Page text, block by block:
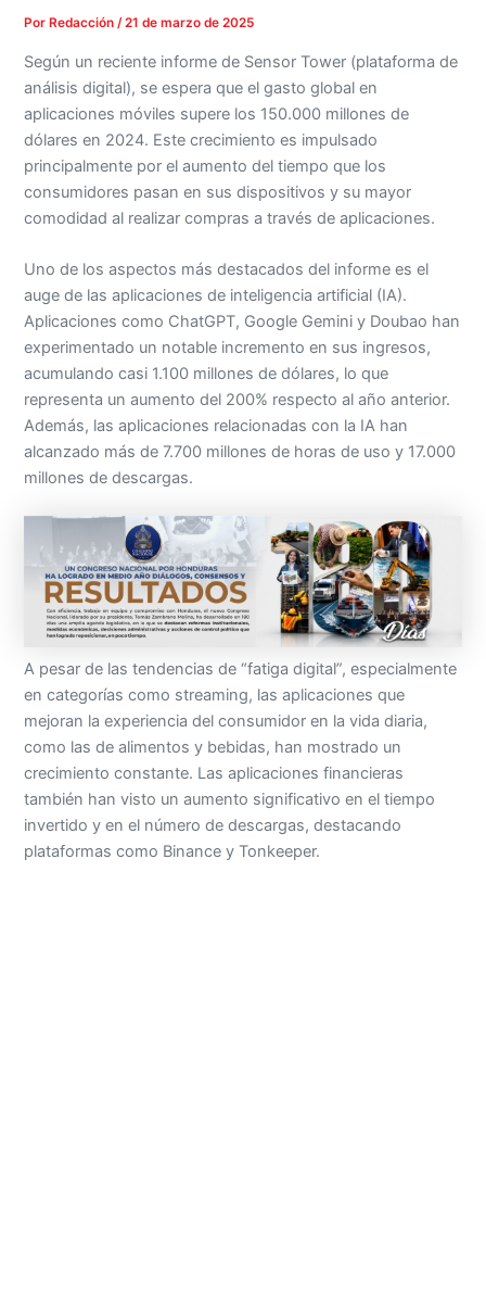
Por Redacción/21 de marzo de 2025
Según un reciente informe de Sensor Tower (plataforma de
análisis digital), se espera que el gasto global en
aplicaciones móviles supere los 150.000 millones de
dólares en 2024. Este crecimiento es impulsado
principalmente por el aumento del tiempo que los
consumidores pasan en sus dispositivos y su mayor
comodidad al realizar compras a través de aplicaciones.
Uno de los aspectos más destacados del informe es el
auge de las aplicaciones de inteligencia artificial (IA).
Aplicaciones como ChatGPT, Google Gemini y Doubao han
experimentado un notable incremento en sus ingresos,
acumulando casi 1.100 millones de dólares, lo que
representa un aumento del 200% respecto al año anterior.
Además, las aplicaciones relacionadas con la IA han
alcanzado más de 7.700 millones de horas de uso y 17.000
millones de descargas.
A pesar de las tendencias de “fatiga digital”, especialmente
en categorías como streaming, las aplicaciones que
mejoran la experiencia del consumidor en la vida diaria,
como las de alimentos y bebidas, han mostrado un
crecimiento constante. Las aplicaciones financieras
también han visto un aumento significativo en el tiempo
invertido y en el número de descargas, destacando
plataformas como Binance y Tonkeeper.